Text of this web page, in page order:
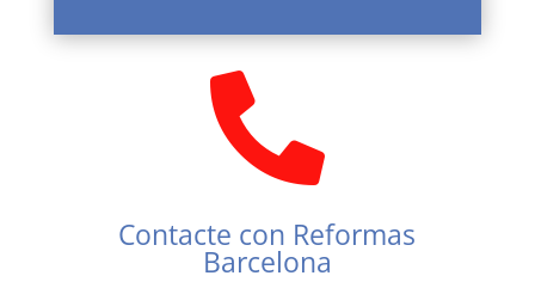

Contacte con Reformas
Barcelona